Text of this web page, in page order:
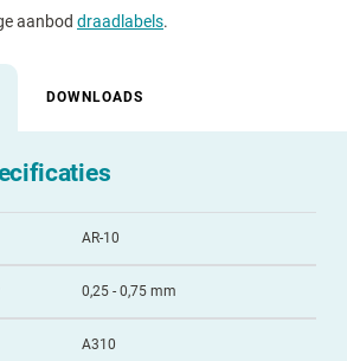
aanbod draadlabels.
DOWNLOADS
AR-10
0,25 - 0,75 mm
A310